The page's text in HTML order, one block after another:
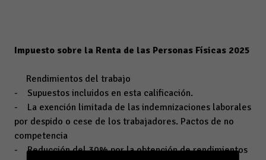
Impuesto sobre la Renta de las Personas Físicas 2025
Rendimientos del trabajo
- Supuestos incluidos en esta calificación.
- La exención limitada de las indemnizaciones laborales
por despido o cese de los trabajadores. Pactos de no
competencia
- Reducción del 30% por la obtención de rendimientos